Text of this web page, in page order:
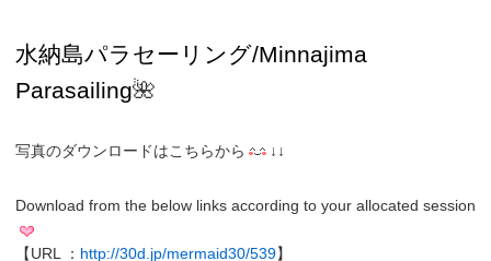
水納島パラセーリング/Minnajima
Parasailing🌺
写真のダウンロードはこちらから ↓↓
Download from the below links according to your allocated session
【URL ： http://30d.jp/mermaid30/539】